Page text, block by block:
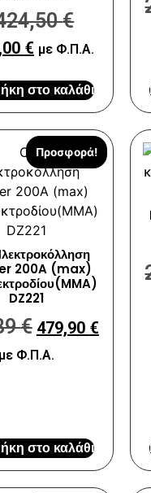
€
€ με Φ.Π.Α.
στο καλάθι
Προσφορά!
200A (max)
DZ221
€ 479,90 €
με Φ.Π.Α.
στο καλάθι